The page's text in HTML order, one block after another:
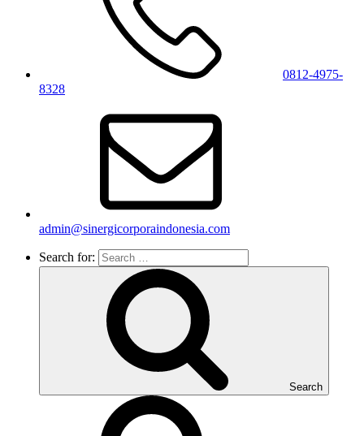
0812-4975-
8328
admin@sinergicorporaindonesia.com
Search for:
Search